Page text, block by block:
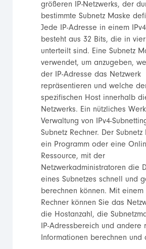
größeren IP-Netzwerks, der
bestimmte Subnetz Maske
Jede IP-Adresse in einem
besteht aus 32 Bits, die in
unterteilt sind. Eine Subnetz
verwendet, um anzugeben,
der IP-Adresse das Netzwerk
repräsentieren und welche
spezifischen Host innerhalb
Netzwerks. Ein nützliches
Verwaltung von IPv4-
Subnetz Rechner. Der Subnetz
ein Programm oder eine
Ressource, mit der
Netzwerkadministratoren die
eines Subnetzes schnell und
berechnen können. Mit einem
Rechner können Sie das
die Hostanzahl, die
IP-Adressbereich und andere
Informationen berechnen und